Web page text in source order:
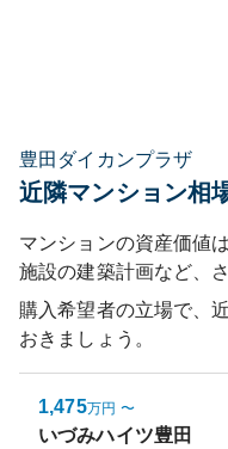
豊田ダイカンプラザ
近隣マンション相
マンションの資産価値
施設の建築計画など、
購入希望者の立場で、
おきましょう。
1,475万円 〜
いづみハイツ豊田